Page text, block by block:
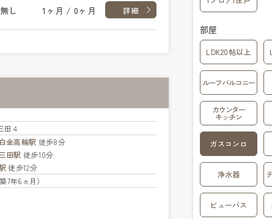
詳細
無し 1ヶ月 / 0ヶ月
田４
白金高輪駅 徒歩8分
三田駅 徒歩10分
徒歩12分
7年6ヵ月）
部屋
LDK20帖以上
ルーフバルコニー
カウンター
キッチン
ガスコンロ
浄水器
ビューバス